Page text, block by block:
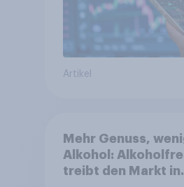
Artikel
Mehr Genuss,
Alkohol:
treibt den Markt in